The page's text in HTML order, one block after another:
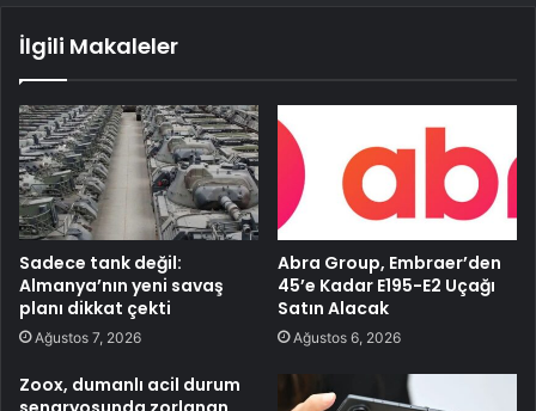
İlgili Makaleler
Sadece tank değil:
Almanya’nın yeni savaş
planı dikkat çekti
Ağustos 7, 2026
Abra Group, Embraer’den
45’e Kadar E195-E2 Uçağı
Satın Alacak
Ağustos 6, 2026
Zoox, dumanlı acil durum